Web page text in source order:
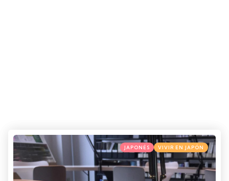
Categories
Posted
in
JAPONÉS VIVIR EN JAPÓN